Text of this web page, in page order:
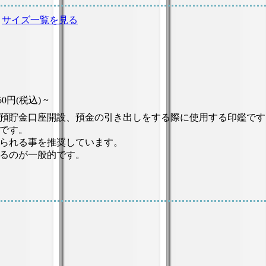
サイズ一覧を見る
円(税込) ~
貯金口座開設、預金の引き出しをする際に使用する印鑑で
す。
れる事を推奨しています。
のが一般的です。